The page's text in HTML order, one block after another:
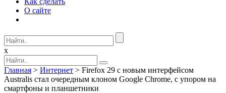
О сайте
x
Главная > Интернет > Firefox 29 с новым интерфейсом
Australis стал очередным клоном Google Chrome, с упором на
смартфоны и планшетники